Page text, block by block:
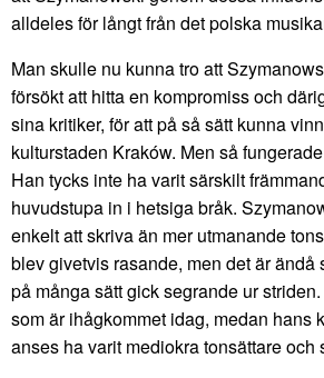
alldeles för långt från det polska
Man skulle nu kunna tro att
försökt att hitta en kompromiss och
sina kritiker, för att på så sätt kunna
kulturstaden Kraków. Men så
Han tycks inte ha varit särskilt
huvudstupa in i hetsiga bråk.
enkelt att skriva än mer utmanande
blev givetvis rasande, men det är ändå
på många sätt gick segrande ur
som är ihågkommet idag, medan hans
anses ha varit mediokra tonsättare och